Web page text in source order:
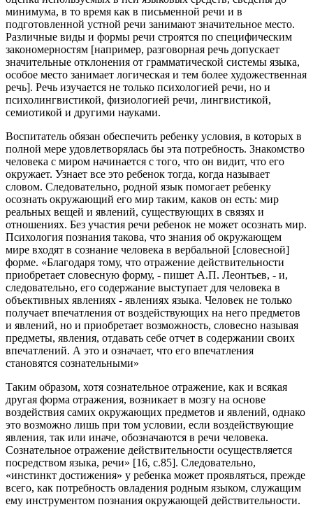
минимума, в то время как в письменной речи и в
подготовленной устной речи занимают значительное место.
Различные виды и формы речи строятся по специфическим
закономерностям [например, разговорная речь допускает
значительные отклонения от грамматической системы языка,
особое место занимает логическая и тем более художественная
речь]. Речь изучается не только психологией речи, но и
психолингвистикой, физиологией речи, лингвистикой,
семиотикой и другими науками.
Воспитатель обязан обеспечить ребенку условия, в которых в
полной мере удовлетворялась бы эта потребность. Знакомство
человека с миром начинается с того, что он видит, что его
окружает. Узнает все это ребенок тогда, когда называет
словом. Следовательно, родной язык помогает ребенку
осознать окружающий его мир таким, каков он есть: мир
реальных вещей и явлений, существующих в связях и
отношениях. Без участия речи ребенок не может осознать мир.
Психология познания такова, что знания об окружающем
мире входят в сознание человека в вербальной [словесной]
форме. «Благодаря тому, что отражение действительности
приобретает словесную форму, - пишет А.П. Леонтьев, - и,
следовательно, его содержание выступает для человека в
объективных явлениях - явлениях языка. Человек не только
получает впечатления от воздействующих на него предметов
и явлений, но и приобретает возможность, словесно называя
предметы, явления, отдавать себе отчет в содержании своих
впечатлений. А это и означает, что его впечатления
становятся сознательными»
Таким образом, хотя сознательное отражение, как и всякая
другая форма отражения, возникает в мозгу на основе
воздействия самих окружающих предметов и явлений, однако
это возможно лишь при том условии, если воздействующие
явления, так или иначе, обозначаются в речи человека.
Сознательное отражение действительности осуществляется
посредством языка, речи» [16, с.85]. Следовательно,
«инстинкт достижения» у ребенка может проявляться, прежде
всего, как потребность овладения родным языком, служащим
ему инструментом познания окружающей действительности.